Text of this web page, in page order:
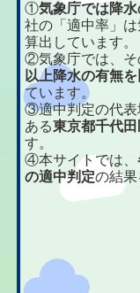
①気象庁では降
社の「適中率」
算出しています。
②気象庁では、そ
以上降水の有無
ています。
③適中判定の代表
ある東京都千代
す。
④本サイトでは、
の適中判定の結果